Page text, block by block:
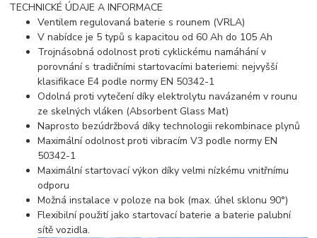
TECHNICKÉ ÚDAJE A INFORMACE
Ventilem regulovaná baterie s rounem (VRLA)
V nabídce je 5 typů s kapacitou od 60 Ah do 105 Ah
Trojnásobná odolnost proti cyklickému namáhání v
porovnání s tradičními startovacími bateriemi: nejvyšší
klasifikace E4 podle normy EN 50342-1
Odolná proti vytečení díky elektrolytu navázaném v rounu
ze skelných vláken (Absorbent Glass Mat)
Naprosto bezúdržbová díky technologii rekombinace plynů
Maximální odolnost proti vibracím V3 podle normy EN
50342-1
Maximální startovací výkon díky velmi nízkému vnitřnímu
odporu
Možná instalace v poloze na bok (max. úhel sklonu 90°)
Flexibilní použití jako startovací baterie a baterie palubní
sítě vozidla.